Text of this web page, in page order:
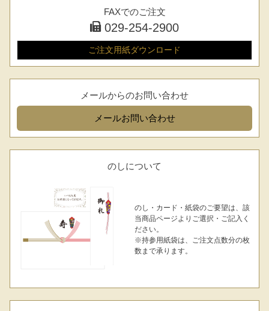
FAXでのご注文
029-254-2900
ご注文用紙ダウンロード
メールからのお問い合わせ
メールお問い合わせ
のしについて
のし・カード・紙袋のご要望は、該
当商品ページよりご選択・ご記入く
ださい。
※持参用紙袋は、ご注文点数分の枚
数まで承ります。